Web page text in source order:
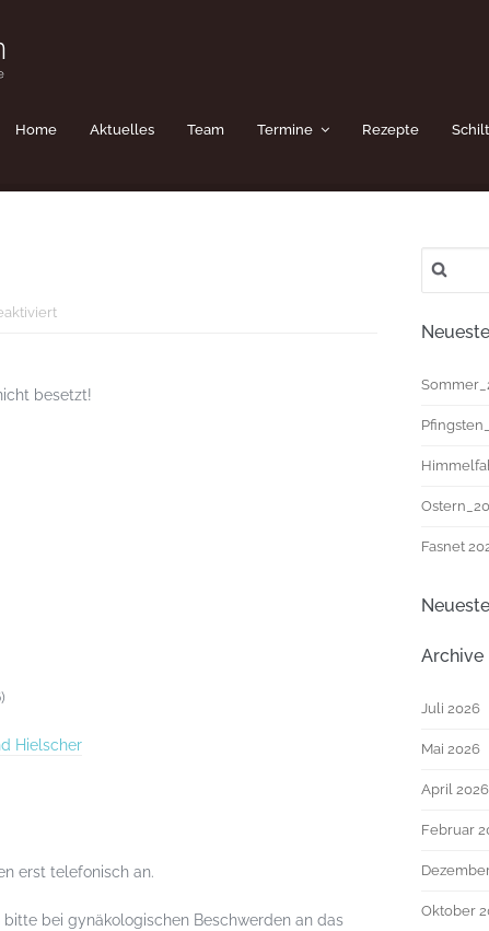
Home Aktuelles Team Termine Rezepte
für
besetzt!
Hielscher
erst telefonisch an.
bei gynäkologischen Beschwerden an das
nach:
Fasnet
Archive
Juli 2026
Mai 2026
April 2026
Februar
Oktober